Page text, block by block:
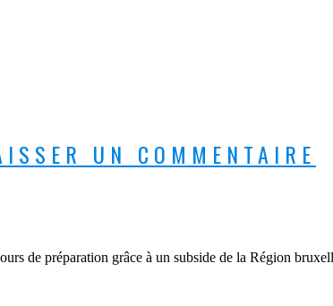
UN COMMENTAIRE
de préparation grâce à un subside de la Région